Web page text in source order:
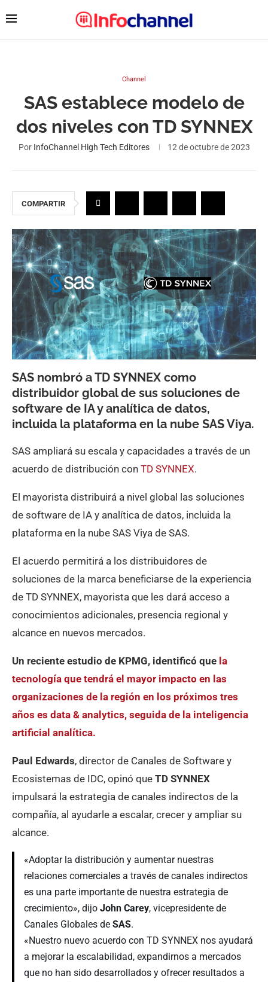
Channel
SAS establece modelo de
dos niveles con TD SYNNEX
Por InfoChannel High Tech Editores 12 de octubre de 2023
COMPARTIR
SAS nombró a TD SYNNEX como
distribuidor global de sus soluciones de
software de IA y analítica de datos,
incluida la plataforma en la nube SAS Viya.
SAS ampliará su escala y capacidades a través de un
acuerdo de distribución con TD SYNNEX.
El mayorista distribuirá a nivel global las soluciones
de software de IA y analítica de datos, incluida la
plataforma en la nube SAS Viya de SAS.
El acuerdo permitirá a los distribuidores de
soluciones de la marca beneficiarse de la experiencia
de TD SYNNEX, mayorista que les dará acceso a
conocimientos adicionales, presencia regional y
alcance en nuevos mercados.
Un reciente estudio de KPMG, identificó que la
tecnología que tendrá el mayor impacto en las
organizaciones de la región en los próximos tres
años es data & analytics, seguida de la inteligencia
artificial analítica.
Paul Edwards, director de Canales de Software y
Ecosistemas de IDC, opinó que TD SYNNEX
impulsará la estrategia de canales indirectos de la
compañía, al ayudarle a escalar, crecer y ampliar su
alcance.
«Adoptar la distribución y aumentar nuestras
relaciones comerciales a través de canales indirectos
es una parte importante de nuestra estrategia de
crecimiento», dijo John Carey, vicepresidente de
Canales Globales de SAS.
«Nuestro nuevo acuerdo con TD SYNNEX nos ayudará
a mejorar la escalabilidad, expandirnos a mercados
que no han sido desarrollados y ofrecer resultados a